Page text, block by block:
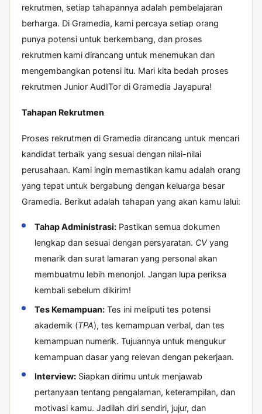
rekrutmen, setiap tahapannya adalah pembelajaran
berharga. Di Gramedia, kami percaya setiap orang
punya potensi untuk berkembang, dan proses
rekrutmen kami dirancang untuk menemukan dan
mengembangkan potensi itu. Mari kita bedah proses
rekrutmen Junior AudITor di Gramedia Jayapura!
Tahapan Rekrutmen
Proses rekrutmen di Gramedia dirancang untuk mencari
kandidat terbaik yang sesuai dengan nilai-nilai
perusahaan. Kami ingin memastikan kamu adalah orang
yang tepat untuk bergabung dengan keluarga besar
Gramedia. Berikut adalah tahapan yang akan kamu lalui:
Tahap Administrasi:Pastikan semua dokumen
lengkap dan sesuai dengan persyaratan. CVyang
menarik dan surat lamaran yang personal akan
membuatmu lebih menonjol. Jangan lupa periksa
kembali sebelum dikirim!
Tes Kemampuan:Tes ini meliputi tes potensi
akademik (TPA), tes kemampuan verbal, dan tes
kemampuan numerik. Tujuannya untuk mengukur
kemampuan dasar yang relevan dengan pekerjaan.
Interview:Siapkan dirimu untuk menjawab
pertanyaan tentang pengalaman, keterampilan, dan
motivasi kamu. Jadilah diri sendiri, jujur, dan